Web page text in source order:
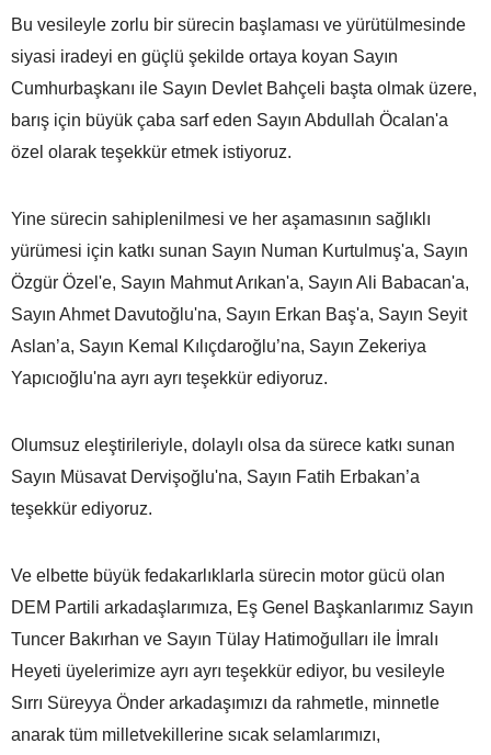
Bu vesileyle zorlu bir sürecin başlaması ve yürütülmesinde
siyasi iradeyi en güçlü şekilde ortaya koyan Sayın
Cumhurbaşkanı ile Sayın Devlet Bahçeli başta olmak üzere,
barış için büyük çaba sarf eden Sayın Abdullah Öcalan'a
özel olarak teşekkür etmek istiyoruz.
Yine sürecin sahiplenilmesi ve her aşamasının sağlıklı
yürümesi için katkı sunan Sayın Numan Kurtulmuş'a, Sayın
Özgür Özel'e, Sayın Mahmut Arıkan'a, Sayın Ali Babacan'a,
Sayın Ahmet Davutoğlu'na, Sayın Erkan Baş'a, Sayın Seyit
Aslan’a, Sayın Kemal Kılıçdaroğlu’na, Sayın Zekeriya
Yapıcıoğlu'na ayrı ayrı teşekkür ediyoruz.
Olumsuz eleştirileriyle, dolaylı olsa da sürece katkı sunan
Sayın Müsavat Dervişoğlu'na, Sayın Fatih Erbakan’a
teşekkür ediyoruz.
Ve elbette büyük fedakarlıklarla sürecin motor gücü olan
DEM Partili arkadaşlarımıza, Eş Genel Başkanlarımız Sayın
Tuncer Bakırhan ve Sayın Tülay Hatimoğulları ile İmralı
Heyeti üyelerimize ayrı ayrı teşekkür ediyor, bu vesileyle
Sırrı Süreyya Önder arkadaşımızı da rahmetle, minnetle
anarak tüm milletvekillerine sıcak selamlarımızı,